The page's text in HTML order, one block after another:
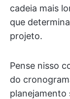
cadeia mais
que
projeto.
Pense nisso
do